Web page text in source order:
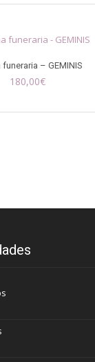
funeraria – GEMINIS
180,00€